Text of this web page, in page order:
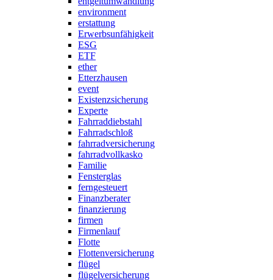
environment
erstattung
Erwerbsunfähigkeit
ESG
ETF
ether
Etterzhausen
event
Existenzsicherung
Experte
Fahrraddiebstahl
Fahrradschloß
fahrradversicherung
fahrradvollkasko
Familie
Fensterglas
ferngesteuert
Finanzberater
finanzierung
firmen
Firmenlauf
Flotte
Flottenversicherung
flügel
flügelversicherung